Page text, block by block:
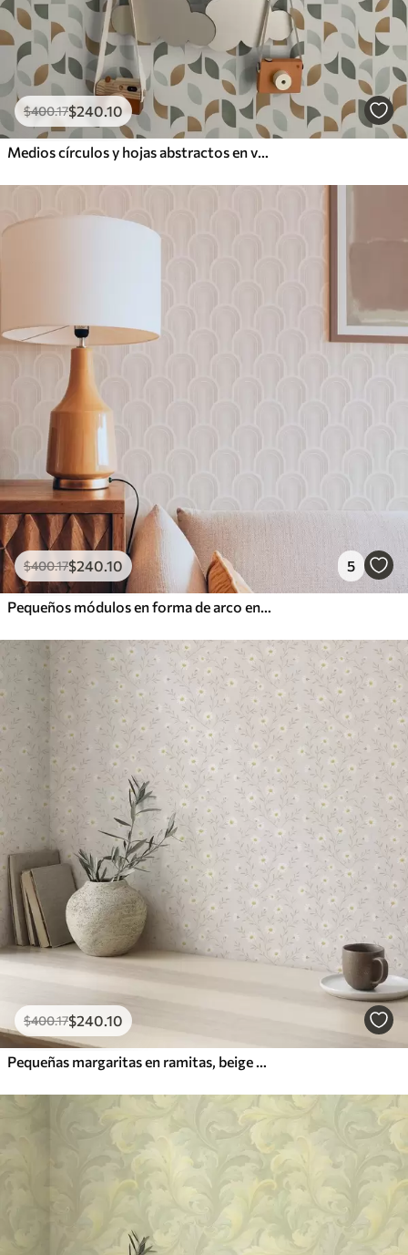
$400.17$240.10
Medios círculos y hojas abstractos en verde y terracota
$400.17$240.10 5
Pequeños módulos en forma de arco en cálidos tonos crema-beige
$400.17$240.10
Pequeñas margaritas en ramitas, beige cálido